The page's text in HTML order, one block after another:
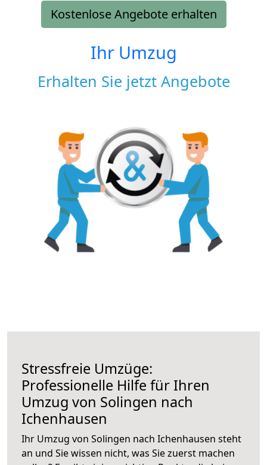
Kostenlose Angebote erhalten
Ihr Umzug
Erhalten Sie jetzt Angebote
Stressfreie Umzüge:
Professionelle Hilfe für Ihren
Umzug von Solingen nach
Ichenhausen
Ihr Umzug von Solingen nach Ichenhausen steht
an und Sie wissen nicht, was Sie zuerst machen